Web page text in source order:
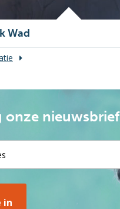
Wad
onze nieuwsbrief